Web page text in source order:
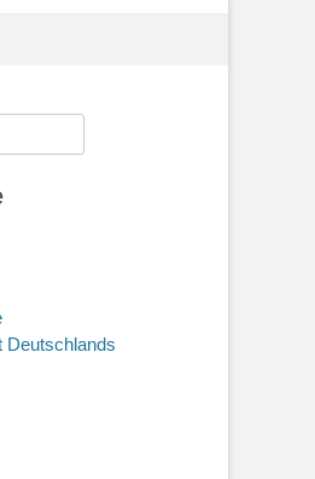
Deutschlands